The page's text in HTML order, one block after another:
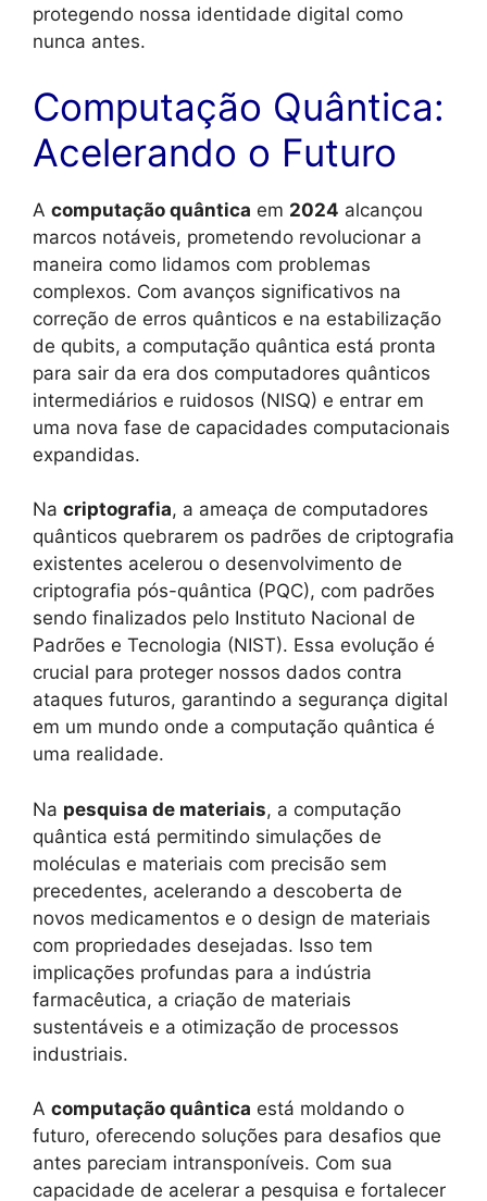
protegendo nossa identidade digital como
nunca antes.
Computação Quântica:
Acelerando o Futuro
A computação quântica em 2024 alcançou
marcos notáveis, prometendo revolucionar a
maneira como lidamos com problemas
complexos. Com avanços significativos na
correção de erros quânticos e na estabilização
de qubits, a computação quântica está pronta
para sair da era dos computadores quânticos
intermediários e ruidosos (NISQ) e entrar em
uma nova fase de capacidades computacionais
expandidas.
Na criptografia, a ameaça de computadores
quânticos quebrarem os padrões de criptografia
existentes acelerou o desenvolvimento de
criptografia pós-quântica (PQC), com padrões
sendo finalizados pelo Instituto Nacional de
Padrões e Tecnologia (NIST). Essa evolução é
crucial para proteger nossos dados contra
ataques futuros, garantindo a segurança digital
em um mundo onde a computação quântica é
uma realidade.
Na pesquisa de materiais, a computação
quântica está permitindo simulações de
moléculas e materiais com precisão sem
precedentes, acelerando a descoberta de
novos medicamentos e o design de materiais
com propriedades desejadas. Isso tem
implicações profundas para a indústria
farmacêutica, a criação de materiais
sustentáveis e a otimização de processos
industriais.
A computação quântica está moldando o
futuro, oferecendo soluções para desafios que
antes pareciam intransponíveis. Com sua
capacidade de acelerar a pesquisa e fortalecer